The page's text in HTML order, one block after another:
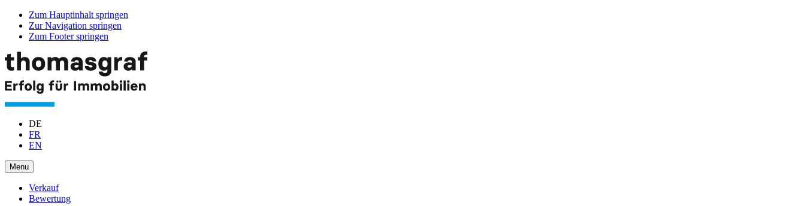
Zum Hauptinhalt springen
Zur Navigation springen
Zum Footer springen
DE
FR
EN
Menu
Verkauf
Bewertung